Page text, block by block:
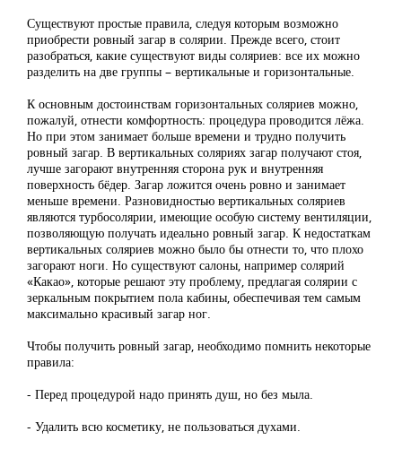
Существуют простые правила, следуя которым возможно
приобрести ровный загар в солярии. Прежде всего, стоит
разобраться, какие существуют виды соляриев: все их можно
разделить на две группы – вертикальные и горизонтальные.
К основным достоинствам горизонтальных соляриев можно,
пожалуй, отнести комфортность: процедура проводится лёжа.
Но при этом занимает больше времени и трудно получить
ровный загар. В вертикальных соляриях загар получают стоя,
лучше загорают внутренняя сторона рук и внутренняя
поверхность бёдер. Загар ложится очень ровно и занимает
меньше времени. Разновидностью вертикальных соляриев
являются турбосолярии, имеющие особую систему вентиляции,
позволяющую получать идеально ровный загар. К недостаткам
вертикальных соляриев можно было бы отнести то, что плохо
загорают ноги. Но существуют салоны, например солярий
«Какао», которые решают эту проблему, предлагая солярии с
зеркальным покрытием пола кабины, обеспечивая тем самым
максимально красивый загар ног.
Чтобы получить ровный загар, необходимо помнить некоторые
правила:
- Перед процедурой надо принять душ, но без мыла.
- Удалить всю косметику, не пользоваться духами.